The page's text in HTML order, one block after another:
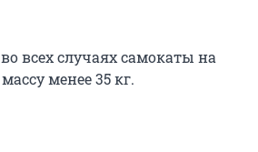
всех случаях самокаты на
менее 35 кг.